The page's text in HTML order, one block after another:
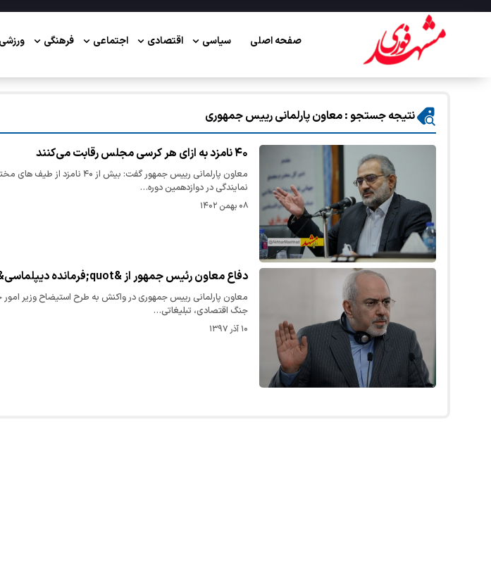
صفحه اصلی سیاسی اقتصادی اجتماعی فرهنگی ورزشی
نتیجه جستجو : معاون پارلمانی رییس‌ جمهوری
۴۰ نامزد به ازای هر کرسی مجلس رقابت می‌کنند
معاون پارلمانی رییس جمهور گفت: بیش
نمایندگی در دوازدهمین دوره…
۰۸ بهمن ۱۴۰۲
دفاع معاون رئیس جمهور از &quot;فرمانده دیپلماسی&quot;
معاون پارلمانی رییس‌ جمهوری در واکنش به طرح استیضاح وزیر امور
جنگ اقتصادی، تبلیغاتی…
۱۰ آذر ۱۳۹۷